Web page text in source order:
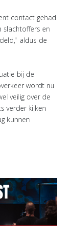
contact gehad
slachtoffers en
aldus de
bij de
wordt nu
veilig over de
verder kijken
kunnen